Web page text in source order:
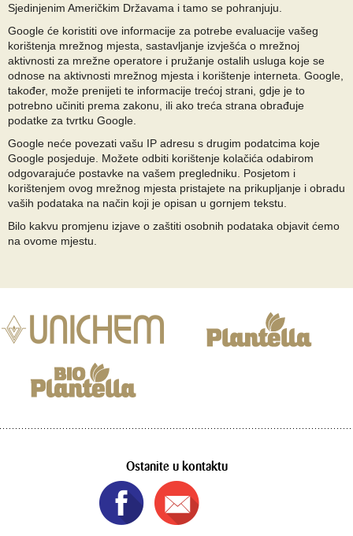
Sjedinjenim Američkim Državama i tamo se pohranjuju.
Google će koristiti ove informacije za potrebe evaluacije vašeg
korištenja mrežnog mjesta, sastavljanje izvješća o mrežnoj
aktivnosti za mrežne operatore i pružanje ostalih usluga koje se
odnose na aktivnosti mrežnog mjesta i korištenje interneta. Google,
također, može prenijeti te informacije trećoj strani, gdje je to
potrebno učiniti prema zakonu, ili ako treća strana obrađuje
podatke za tvrtku Google.
Google neće povezati vašu IP adresu s drugim podatcima koje
Google posjeduje. Možete odbiti korištenje kolačića odabirom
odgovarajuće postavke na vašem pregledniku. Posjetom i
korištenjem ovog mrežnog mjesta pristajete na prikupljanje i obradu
vaših podataka na način koji je opisan u gornjem tekstu.
Bilo kakvu promjenu izjave o zaštiti osobnih podataka objavit ćemo
na ovome mjestu.
Ostanite u kontaktu